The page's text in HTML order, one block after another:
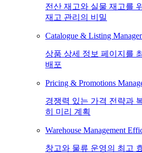
전산 재고와 실물 재고를
재고 관리의 비밀
Catalogue & Listing
상품 상세 정보 페이지를
배포
Pricing & Promotions
경쟁력 있는 가격 전략과
히 미리 계획
Warehouse Management
창고와 물류 운영의 최고